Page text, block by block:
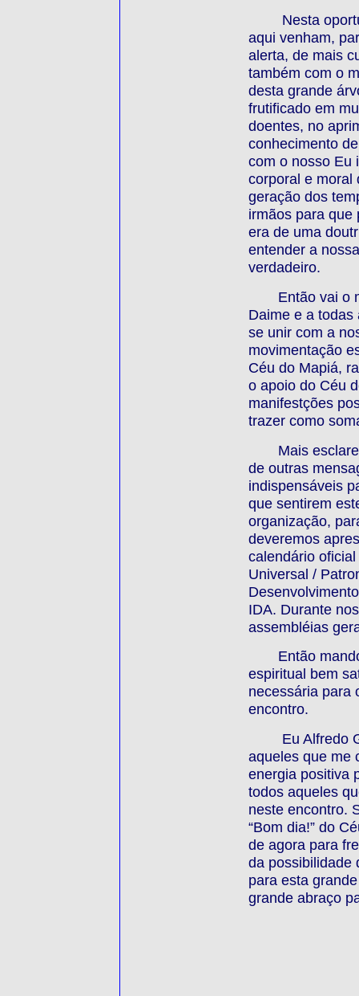
Nesta
aqui venham,
alerta, de mais
também com o
desta grande
frutificado em
doentes, no
conhecimento
com o nosso Eu
corporal e moral
geração dos
irmãos para que
era de uma
entender a
verdadeiro.
Então vai o
Daime e a
se unir com a
movimentação
Céu do Mapiá,
o apoio do Céu
manifestções
trazer como
Mais
de outras
indispensáveis
que sentirem
organização,
deveremos
calendário
Universal /
IDA. Durante
assembléias
Então
espiritual bem
necessária para
encontro.
Eu Alfredo
aqueles que me
energia positiva
todos aqueles
neste encontro.
“Bom dia!” do
de agora para
da possibilidade
para esta
grande abraço